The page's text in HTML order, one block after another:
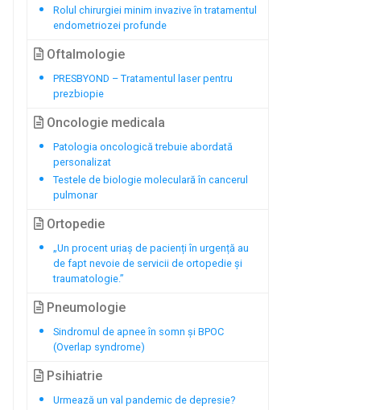
Rolul chirurgiei minim invazive în tratamentul
endometriozei profunde
Oftalmologie
PRESBYOND – Tratamentul laser pentru
prezbiopie
Oncologie medicala
Patologia oncologică trebuie abordată
personalizat
Testele de biologie moleculară în cancerul
pulmonar
Ortopedie
„Un procent uriaș de pacienți în urgență au
de fapt nevoie de servicii de ortopedie și
traumatologie.’’
Pneumologie
Sindromul de apnee în somn și BPOC
(Overlap syndrome)
Psihiatrie
Urmează un val pandemic de depresie?